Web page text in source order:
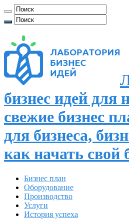
бизнес идей
свежие бизнес
для бизнеса,
как начать свой
Бизнес план
Оборудование
Производство
Услуги
История успеха